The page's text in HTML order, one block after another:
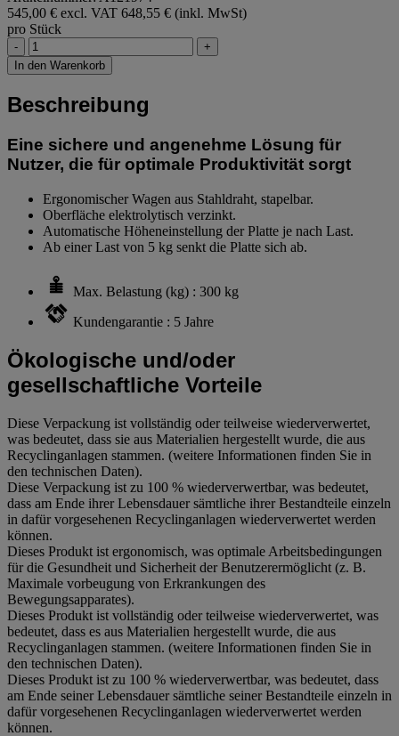
545,00 € excl. VAT 648,55 € (inkl. MwSt)
pro Stück
-
+
In den Warenkorb
Beschreibung
Eine sichere und angenehme Lösung für
Nutzer, die für optimale Produktivität sorgt
Ergonomischer Wagen aus Stahldraht, stapelbar.
Oberfläche elektrolytisch verzinkt.
Automatische Höheneinstellung der Platte je nach Last.
Ab einer Last von 5 kg senkt die Platte sich ab.
Max. Belastung (kg) : 300 kg
Kundengarantie : 5 Jahre
Ökologische und/oder
gesellschaftliche Vorteile
Diese Verpackung ist vollständig oder teilweise wiederverwertet,
was bedeutet, dass sie aus Materialien hergestellt wurde, die aus
Recyclinganlagen stammen. (weitere Informationen finden Sie in
den technischen Daten).
Diese Verpackung ist zu 100 % wiederverwertbar, was bedeutet,
dass am Ende ihrer Lebensdauer sämtliche ihrer Bestandteile einzeln
in dafür vorgesehenen Recyclinganlagen wiederverwertet werden
können.
Dieses Produkt ist ergonomisch, was optimale Arbeitsbedingungen
für die Gesundheit und Sicherheit der Benutzerermöglicht (z. B.
Maximale vorbeugung von Erkrankungen des
Bewegungsapparates).
Dieses Produkt ist vollständig oder teilweise wiederverwertet, was
bedeutet, dass es aus Materialien hergestellt wurde, die aus
Recyclinganlagen stammen. (weitere Informationen finden Sie in
den technischen Daten).
Dieses Produkt ist zu 100 % wiederverwertbar, was bedeutet, dass
am Ende seiner Lebensdauer sämtliche seiner Bestandteile einzeln in
dafür vorgesehenen Recyclinganlagen wiederverwertet werden
können.